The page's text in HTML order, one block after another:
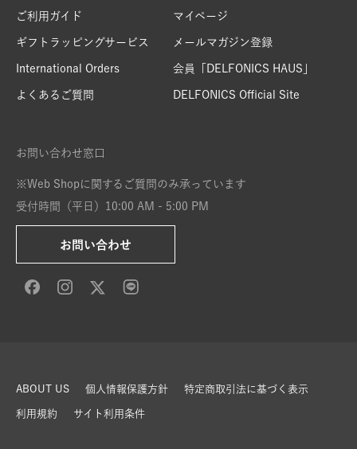
ご利用ガイド
ギフトラッピングサービス
International Orders
よくあるご質問
マイページ
メールマガジン登録
会員「DELFONICS HAUS」
DELFONICS Official Site
お問い合わせ窓口
※Web Shopに関するご質問のみ承っています
受付時間（平日）10:00 AM - 5:00 PM
お問い合わせ
ABOUT US 個人情報保護方針 特定商取引法に基づく表示
利用規約 サイト利用条件